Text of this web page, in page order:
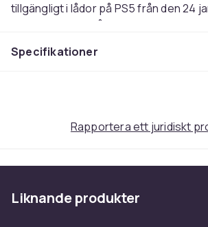
tillgängligt i lådor på PS5 från den 24
2023.tillgänglig på engelska
Artikel.nr.
Specifikationer
Rapportera ett juridiskt
Liknande produkter